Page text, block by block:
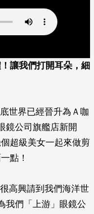
讓我們打開耳朵，細
世界已經晉升為Ａ咖
鏡公司旗艦店新開
超級美女一起來做剪
點！
高興請到我們海洋世
我們「上游」眼鏡公